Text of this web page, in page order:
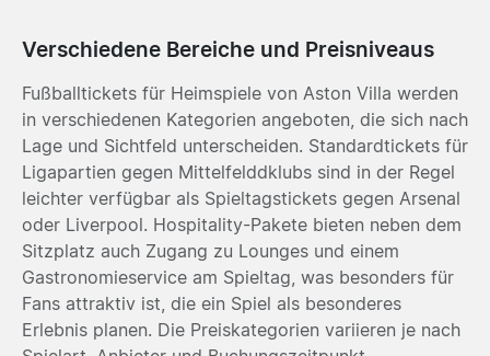
Verschiedene Bereiche und Preisniveaus
Fußballtickets für Heimspiele von Aston Villa werden
in verschiedenen Kategorien angeboten, die sich nach
Lage und Sichtfeld unterscheiden. Standardtickets für
Ligapartien gegen Mittelfelddklubs sind in der Regel
leichter verfügbar als Spieltagstickets gegen Arsenal
oder Liverpool. Hospitality-Pakete bieten neben dem
Sitzplatz auch Zugang zu Lounges und einem
Gastronomieservice am Spieltag, was besonders für
Fans attraktiv ist, die ein Spiel als besonderes
Erlebnis planen. Die Preiskategorien variieren je nach